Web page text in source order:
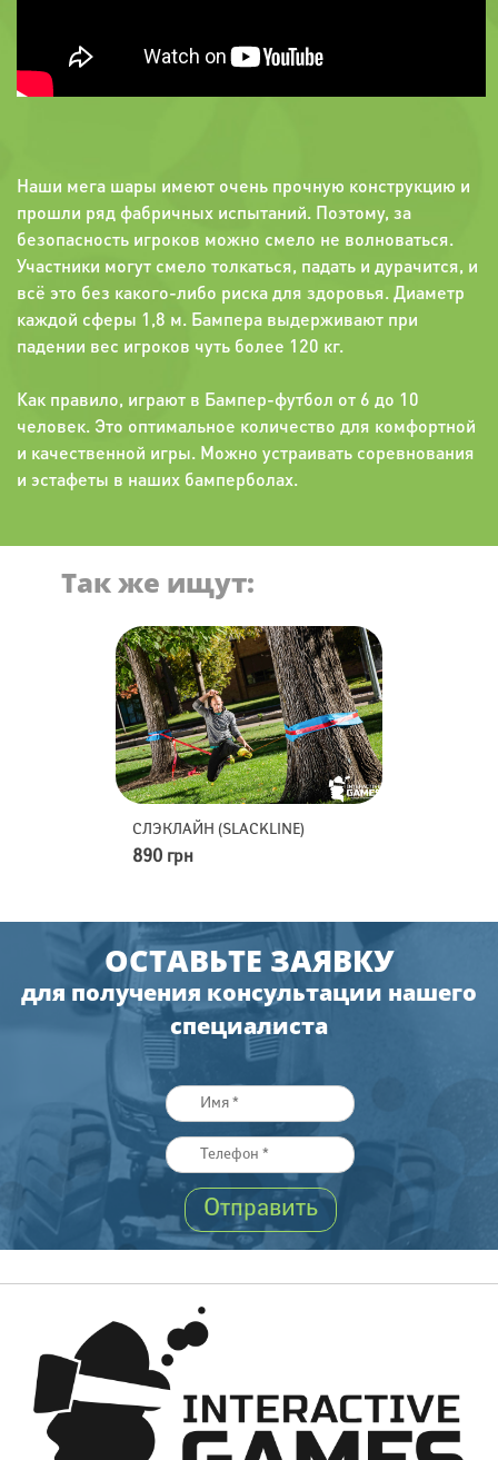
Наши мега шары имеют очень прочную конструкцию и
прошли ряд фабричных испытаний. Поэтому, за
безопасность игроков можно смело не волноваться.
Участники могут смело толкаться, падать и дурачится, и
всё это без какого-либо риска для здоровья. Диаметр
каждой сферы 1,8 м. Бампера выдерживают при
падении вес игроков чуть более 120 кг.
Как правило, играют в Бампер-футбол от 6 до 10
человек. Это оптимальное количество для комфортной
и качественной игры. Можно устраивать соревнования
и эстафеты в наших бамперболах.
Так же ищут:
СЛЭКЛАЙН (SLACKLINE)
890 грн
ОСТАВЬТЕ ЗАЯВКУ
для получения консультации нашего
специалиста